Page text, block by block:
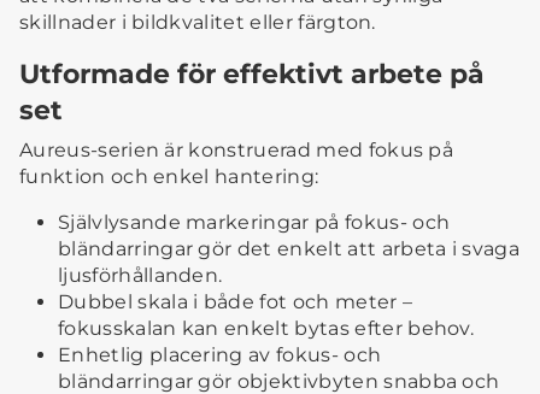
skillnader i bildkvalitet eller färgton.
Utformade för effektivt arbete på
set
Aureus-serien är konstruerad med fokus på
funktion och enkel hantering:
Självlysande markeringar på fokus- och
bländarringar gör det enkelt att arbeta i svaga
ljusförhållanden.
Dubbel skala i både fot och meter –
fokusskalan kan enkelt bytas efter behov.
Enhetlig placering av fokus- och
bländarringar gör objektivbyten snabba och